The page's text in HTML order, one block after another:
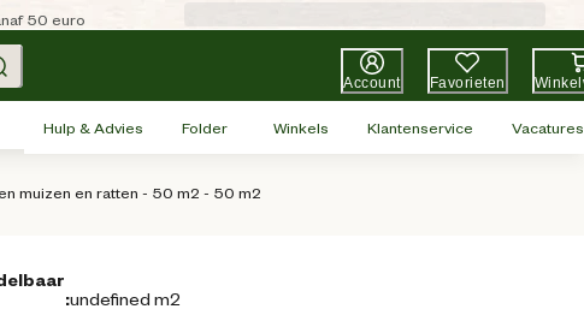
50 euro
Account Favorieten
Hulp & Advies Folder Winkels Klantenservice Vacatures
muizen en ratten - 50 m2 - 50 m2
:undefined m2